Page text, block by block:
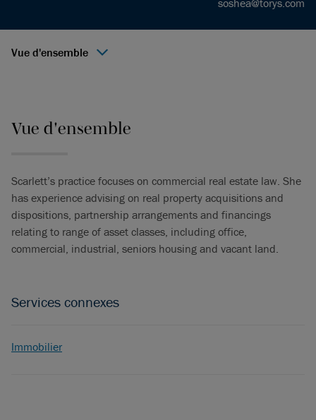
soshea@torys.com
Vue d'ensemble
Vue d'ensemble
Scarlett’s practice focuses on commercial real estate law. She
has experience advising on real property acquisitions and
dispositions, partnership arrangements and financings
relating to range of asset classes, including office,
commercial, industrial, seniors housing and vacant land.
Services connexes
Immobilier